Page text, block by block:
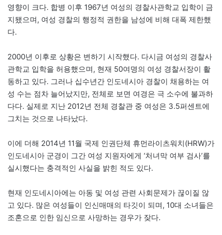
영향이 크다. 합병 이후 1967년 여성의 경찰사관학교 입학이 금
지됐으며, 여성 경찰의 행정적 권한을 남성에 비해 대폭 제한했
다.
2000년 이후로 상황은 변하기 시작했다. 다시금 여성의 경찰사
관학교 입학을 허용했으며, 현재 50여명의 여성 경찰서장이 활
동하고 있다. 그러나 십수년간 인도네시아 경찰이 채용하는 여
성 수는 점차 늘어났지만, 전체로 보면 여경은 극 소수에 불과하
다다. 실제로 지난 2012년 전체 경찰관 중 여성은 3.5퍼센트에
그치는 것으로 나타났다.
이에 더해 2014년 11월 국제 인권단체 휴먼라이츠워치(HRW)가
인도네시아 군경이 그간 여성 지원자에게 ‘처녀막 여부 검사’를
실시했다는 충격적인 사실을 밝힌 적도 있다.
현재 인도네시아에는 아동 및 여성 관련 사회문제가 끊이질 않
고 있다. 많은 여성들이 인신매매의 타깃이 되며, 10대 소녀들은
조혼으로 인한 임신으로 사망하는 경우가 잦다.